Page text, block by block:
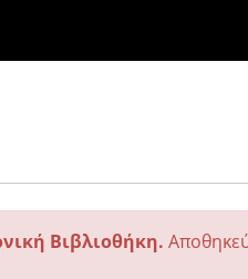
Βιβλιοθήκη.